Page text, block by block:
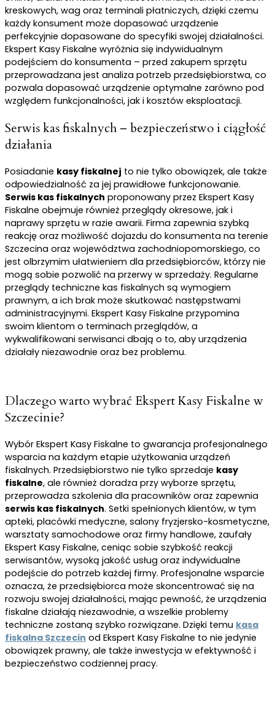
kreskowych, wag oraz terminali płatniczych, dzięki czemu
każdy konsument może dopasować urządzenie
perfekcyjnie dopasowane do specyfiki swojej działalności.
Ekspert Kasy Fiskalne wyróżnia się indywidualnym
podejściem do konsumenta – przed zakupem sprzętu
przeprowadzana jest analiza potrzeb przedsiębiorstwa, co
pozwala dopasować urządzenie optymalne zarówno pod
względem funkcjonalności, jak i kosztów eksploatacji.
Serwis kas fiskalnych – bezpieczeństwo i ciągłość
działania
Posiadanie kasy fiskalnej to nie tylko obowiązek, ale także
odpowiedzialność za jej prawidłowe funkcjonowanie.
Serwis kas fiskalnych proponowany przez Ekspert Kasy
Fiskalne obejmuje również przeglądy okresowe, jak i
naprawy sprzętu w razie awarii. Firma zapewnia szybką
reakcję oraz możliwość dojazdu do konsumenta na terenie
Szczecina oraz województwa zachodniopomorskiego, co
jest olbrzymim ułatwieniem dla przedsiębiorców, którzy nie
mogą sobie pozwolić na przerwy w sprzedaży. Regularne
przeglądy techniczne kas fiskalnych są wymogiem
prawnym, a ich brak może skutkować następstwami
administracyjnymi. Ekspert Kasy Fiskalne przypomina
swoim klientom o terminach przeglądów, a
wykwalifikowani serwisanci dbają o to, aby urządzenia
działały niezawodnie oraz bez problemu.
Dlaczego warto wybrać Ekspert Kasy Fiskalne w
Szczecinie?
Wybór Ekspert Kasy Fiskalne to gwarancja profesjonalnego
wsparcia na każdym etapie użytkowania urządzeń
fiskalnych. Przedsiębiorstwo nie tylko sprzedaje kasy
fiskalne, ale również doradza przy wyborze sprzętu,
przeprowadza szkolenia dla pracowników oraz zapewnia
serwis kas fiskalnych. Setki spełnionych klientów, w tym
apteki, placówki medyczne, salony fryzjersko-kosmetyczne,
warsztaty samochodowe oraz firmy handlowe, zaufały
Ekspert Kasy Fiskalne, ceniąc sobie szybkość reakcji
serwisantów, wysoką jakość usług oraz indywidualne
podejście do potrzeb każdej firmy. Profesjonalne wsparcie
oznacza, że przedsiębiorca może skoncentrować się na
rozwoju swojej działalności, mając pewność, że urządzenia
fiskalne działają niezawodnie, a wszelkie problemy
techniczne zostaną szybko rozwiązane. Dzięki temu kasa
fiskalna Szczecin od Ekspert Kasy Fiskalne to nie jedynie
obowiązek prawny, ale także inwestycja w efektywność i
bezpieczeństwo codziennej pracy.